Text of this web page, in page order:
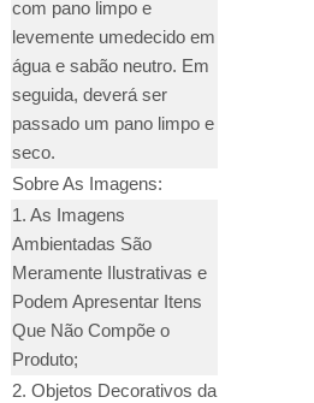
com pano limpo e
levemente umedecido em
água e sabão neutro. Em
seguida, deverá ser
passado um pano limpo e
seco.
Sobre As Imagens:
1. As Imagens
Ambientadas São
Meramente Ilustrativas e
Podem Apresentar Itens
Que Não Compõe o
Produto;
2. Objetos Decorativos da